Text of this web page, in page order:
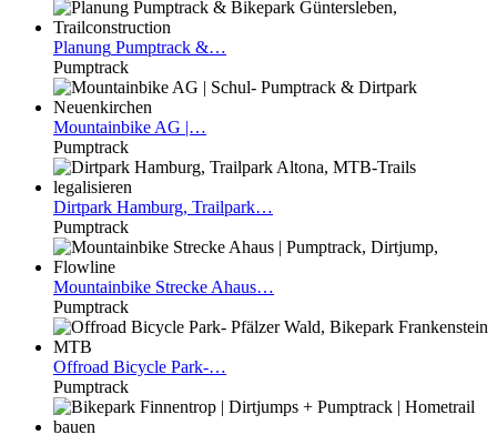
Planung Pumptrack &…
Pumptrack
Mountainbike AG |…
Pumptrack
Dirtpark Hamburg, Trailpark…
Pumptrack
Mountainbike Strecke Ahaus…
Pumptrack
Offroad Bicycle Park-…
Pumptrack